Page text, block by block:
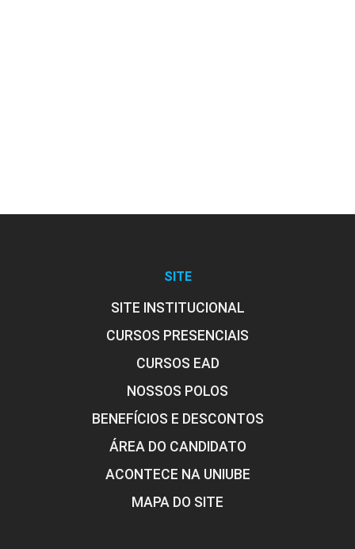
SITE
SITE INSTITUCIONAL
CURSOS PRESENCIAIS
CURSOS EAD
NOSSOS POLOS
BENEFÍCIOS E DESCONTOS
ÁREA DO CANDIDATO
ACONTECE NA UNIUBE
MAPA DO SITE